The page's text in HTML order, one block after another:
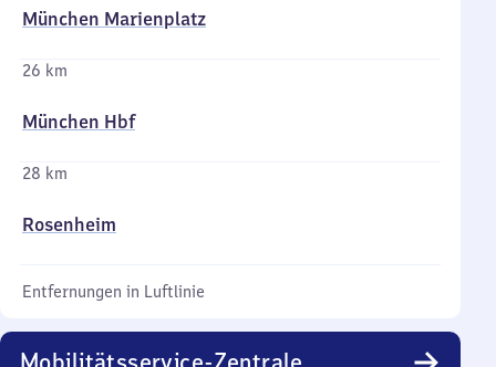
München Marienplatz
26 km
München Hbf
28 km
Rosenheim
Entfernungen in Luftlinie